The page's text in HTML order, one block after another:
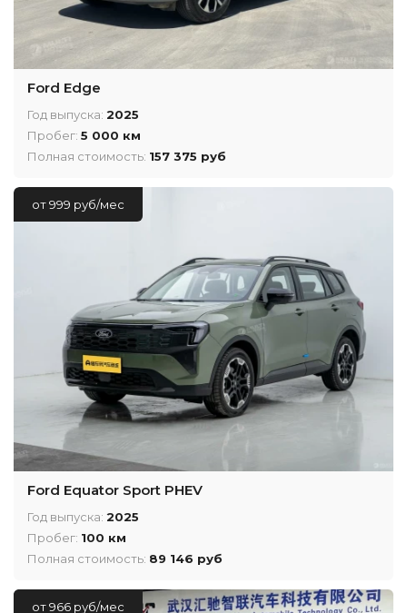
Ford Edge
Год выпуска: 2025
Пробег: 5 000 км
Полная стоимость: 157 375 руб
от 999 руб/мес
Ford Equator Sport PHEV
Год выпуска: 2025
Пробег: 100 км
Полная стоимость: 89 146 руб
от 966 руб/мес